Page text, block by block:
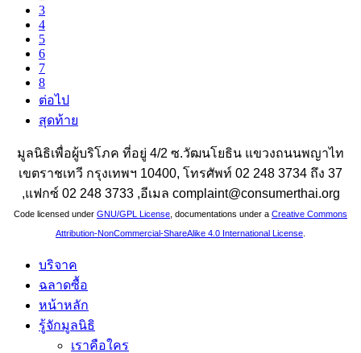
3
4
5
6
7
8
ต่อไป
สุดท้าย
มูลนิธิเพื่อผู้บริโภค ที่อยู่ 4/2 ซ.วัฒนโยธิน แขวงถนนพญาไท
เขตราชเทวี กรุงเทพฯ 10400, โทรศัพท์ 02 248 3734 ถึง 37
,แฟกซ์ 02 248 3733 ,อีเมล complaint@consumerthai.org
Code licensed under GNU/GPL License , documentations under a Creative Commons
Attribution-NonCommercial-ShareAlike 4.0 International License
บริจาค
ฉลาดซื้อ
หน้าหลัก
รู้จักมูลนิธิ
เราคือใคร